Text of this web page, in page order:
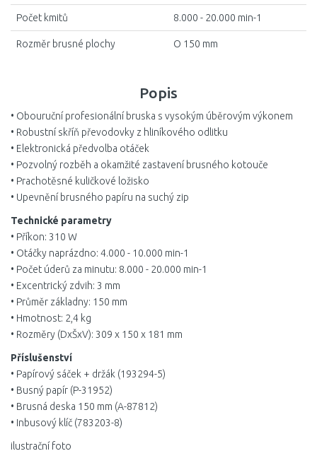
Popis
• Obouruční profesionální bruska s vysokým úběrovým výkonem
• Robustní skříň převodovky z hliníkového odlitku
• Elektronická předvolba otáček
• Pozvolný rozběh a okamžité zastavení brusného kotouče
• Prachotěsné kuličkové ložisko
• Upevnění brusného papíru na suchý zip
Technické parametry
• Příkon: 310 W
• Otáčky naprázdno: 4.000 - 10.000 min-1
• Počet úderů za minutu: 8.000 - 20.000 min-1
• Excentrický zdvih: 3 mm
• Průměr základny: 150 mm
• Hmotnost: 2,4 kg
• Rozměry (DxŠxV): 309 x 150 x 181 mm
Příslušenství
• Papírový sáček + držák (193294-5)
• Busný papír (P-31952)
• Brusná deska 150 mm (A-87812)
• Inbusový klíč (783203-8)
ilustrační foto
Počet kmitů 8.000 - 20.000 min-1
Rozměr brusné plochy O 150 mm